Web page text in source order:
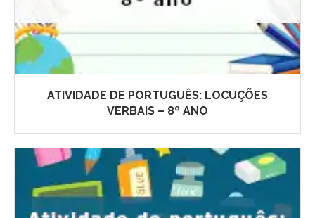
ATIVIDADE DE PORTUGUÊS: LOCUÇÕES
VERBAIS – 8º ANO